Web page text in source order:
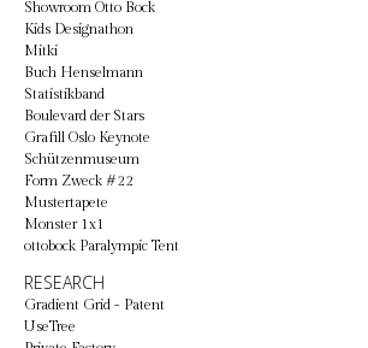
Showroom Otto Bock
Kids Designathon
Mitki
Buch Henselmann
Statistikband
Boulevard der Stars
Grafill Oslo Keynote
Schützenmuseum
Form Zweck #22
Mustertapete
Monster 1x1
ottobock Paralympic Tent
RESEARCH
Gradient Grid - Patent
UseTree